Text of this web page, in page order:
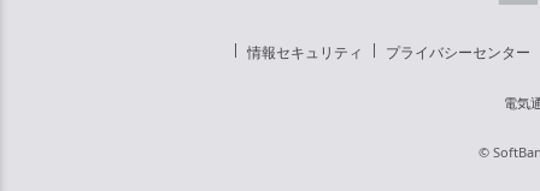
情報セキュリティ プライバシーセンター
電気
©